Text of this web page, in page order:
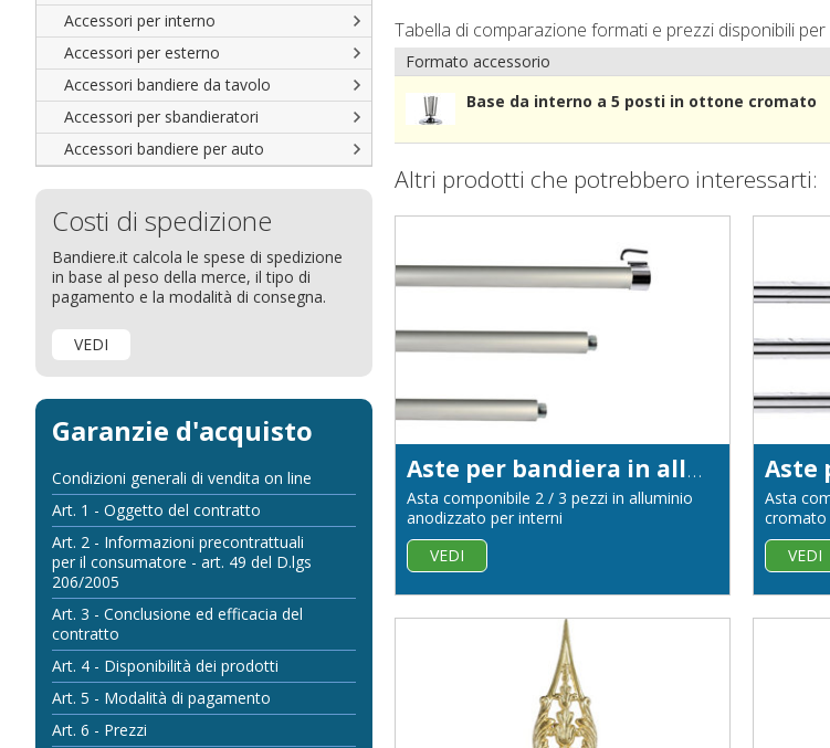
Accessori per interno
Accessori per esterno
Accessori bandiere da tavolo
Accessori per sbandieratori
Accessori bandiere per auto
Costi di spedizione
Bandiere.it calcola le spese di spedizione
in base al peso della merce, il tipo di
pagamento e la modalità di consegna.
VEDI
Garanzie d'acquisto
Condizioni generali di vendita on line
Art. 1 - Oggetto del contratto
Art. 2 - Informazioni precontrattuali
per il consumatore - art. 49 del D.lgs
206/2005
Art. 3 - Conclusione ed efficacia del
contratto
Art. 4 - Disponibilità dei prodotti
Art. 5 - Modalità di pagamento
Art. 6 - Prezzi
Tabella di comparazione formati e prezzi disponibili
Formato accessorio
Base da interno a 5 posti in ottone cromato
Altri prodotti che potrebbero interessarti:
Aste per bandiera in alluminio diam. 22
Asta componibile 2 / 3 pezzi in alluminio
anodizzato per interni
VEDI
Asta
cromato
VEDI